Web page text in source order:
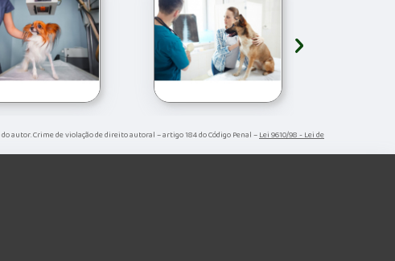
›
autor. Crime de violação de direito autoral – artigo 184 do Código Penal –Lei 9610/98 - Lei de